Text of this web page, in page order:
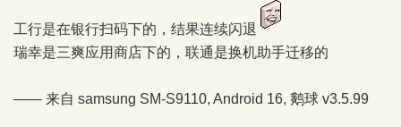
工行是在银行扫码下的，结果连续闪退
瑞幸是三爽应用商店下的，联通是换机助手迁移的
—— 来自 samsung SM-S9110, Android 16, 鹅球 v3.5.99